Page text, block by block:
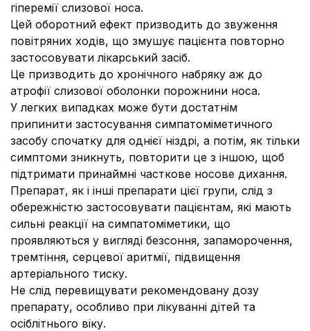
гіперемії слизової носа.
Цей оборотний ефект призводить до звуження
повітряних ходів, що змушує пацієнта повторно
застосовувати лікарський засіб.
Це призводить до хронічного набряку аж до
атрофії слизової оболонки порожнини носа.
У легких випадках може бути достатнім
припинити застосування симпатоміметичного
засобу спочатку для однієї ніздрі, а потім, як тільки
симптоми зникнуть, повторити це з іншою, щоб
підтримати принаймні часткове носове дихання.
Препарат, як і інші препарати цієї групи, слід з
обережністю застосовувати пацієнтам, які мають
сильні реакції на симпатоміметики, що
проявляються у вигляді безсоння, запаморочення,
тремтіння, серцевої аритмії, підвищення
артеріального тиску.
Не слід перевищувати рекомендовану дозу
препарату, особливо при лікуванні дітей та
осіблітнього віку.